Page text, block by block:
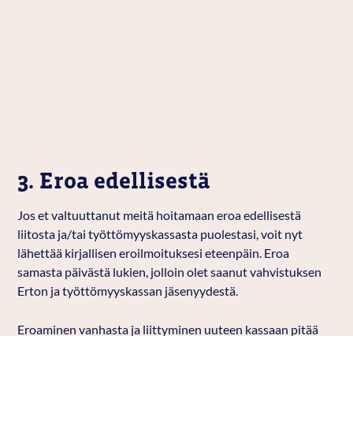
3. Eroa edellisestä
Jos et valtuuttanut meitä hoitamaan eroa edellisestä
liitosta ja/tai työttömyyskassasta puolestasi, voit nyt
lähettää kirjallisen eroilmoituksesi eteenpäin. Eroa
samasta päivästä lukien, jolloin olet saanut vahvistuksen
Erton ja työttömyyskassan jäsenyydestä.
Eroaminen vanhasta ja liittyminen uuteen kassaan pitää